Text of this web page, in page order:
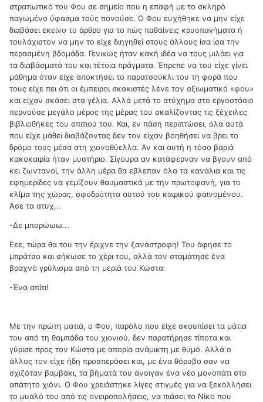
στρατιωτικό του Φου σε σημείο που η επαφή με το σκληρό
παγωμένο ύφασμα τούς πονούσε. Ο Φου ευχήθηκε να μην είχε
διαβάσει εκείνο το άρθρο για το πώς παθαίνεις κρυοπαγήματα ή
τουλάχιστον να μην το είχε διηγηθεί στους άλλους ίσα ίσα την
περασμένη βδομάδα. Γενικώς ήταν κακή ιδέα να τους μιλάει για
τα διαβάσματά του και τέτοια πράγματα. Έπρεπε να του είχε γίνει
μάθημα όταν είχε αποκτήσει το παρατσούκλι του τη φορά που
τους είχε πει ότι οι έμπειροι σκακιστές λένε τον αξιωματικό «φου»
και είχαν σκάσει στα γέλια. Αλλά μετά το ατύχημα στο εργοστάσιο
περνούσε μεγάλο μέρος της μέρας του σκαλίζοντας τις ξέχειλες
βιβλιοθήκες του σπιτιού του. Και, εν πάση περιπτώσει, όλα αυτά
που είχε μάθει διαβάζοντας δεν τον είχαν βοηθήσει να βρει το
δρόμο τους μέσα στη χιονοθύελλα. Αν και αυτή η τόσο βαριά
κακοκαιρία ήταν μυστήριο. Σίγουρα αν κατάφερναν να βγουν από
κει ζωντανοί, την άλλη μέρα θα έβλεπαν όλα τα κανάλια και τις
εφημερίδες να γεμίζουν θαυμαστικά με την πρωτοφανή, για το
κλίμα της χώρας, σφοδρότητα αυτού του καιρικού φαινομένου.
Άσε τα ατυχ...
-Δε μπορώωω...
Εεε, τώρα θα του την έριχνε την ξανάστροφη! Του άφησε το
μπράτσο και σήκωσε το χέρι του, αλλά τον σταμάτησε ένα
βραχνό γρύλισμα από τη μεριά του Κώστα:
-Ένα σπίτι!
Με την πρώτη ματιά, ο Φου, παρόλο που είχε σκουπίσει τα μάτια
του από τη θαμπάδα του χιονιού, δεν παρατήρησε τίποτα και
γύρισε προς τον Κώστα με απορία ανάμικτη με θυμό. Αλλά ο
άλλος τον είχε ήδη προσπεράσει και, με ένα θόρυβο σαν να
σχιζόταν βαμβάκι, τα βήματά του άνοιγαν ένα νέο μονοπάτι στο
απάτητο χιόνι. Ο Φου χρειάστηκε λίγες στιγμές για να ξεκολλήσει
το μυαλό του από τις ονειροπολήσεις, να πιάσει το Νίκο που